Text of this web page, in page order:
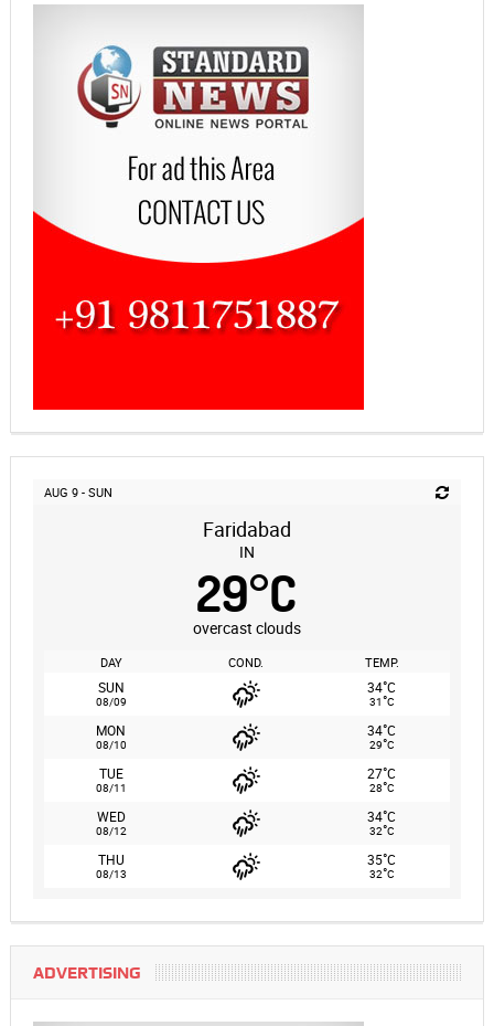
AUG 9 - SUN
Faridabad
IN
29°C
overcast clouds
DAY COND. TEMP.
SUN
08/09
34°C
31°C
MON
08/10
34°C
29°C
TUE
08/11
27°C
28°C
WED
08/12
34°C
32°C
THU
08/13
35°C
32°C
ADVERTISING